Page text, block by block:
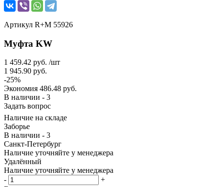
Артикул R+M 55926
Муфта KW
1 459.42 руб. /шт
1 945.90 руб.
-25%
Экономия 486.48 руб.
В наличии - 3
Задать вопрос
Наличие на складе
Заборье
В наличии - 3
Санкт-Петербург
Наличие уточняйте у менеджера
Удалённый
Наличие уточняйте у менеджера
-
+